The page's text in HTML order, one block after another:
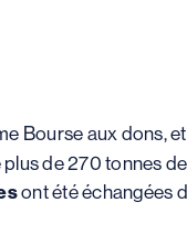
Bourse aux dons,
de 270 tonnes
ont été échangées